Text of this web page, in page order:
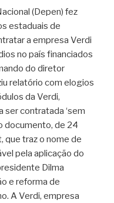
(Depen) fez
estaduais de
a empresa Verdi
no país financiados
do diretor
relatório com elogios
da Verdi,
contratada ‘sem
documento, de 24
que traz o nome de
pela aplicação do
Dilma
e reforma de
A Verdi, empresa